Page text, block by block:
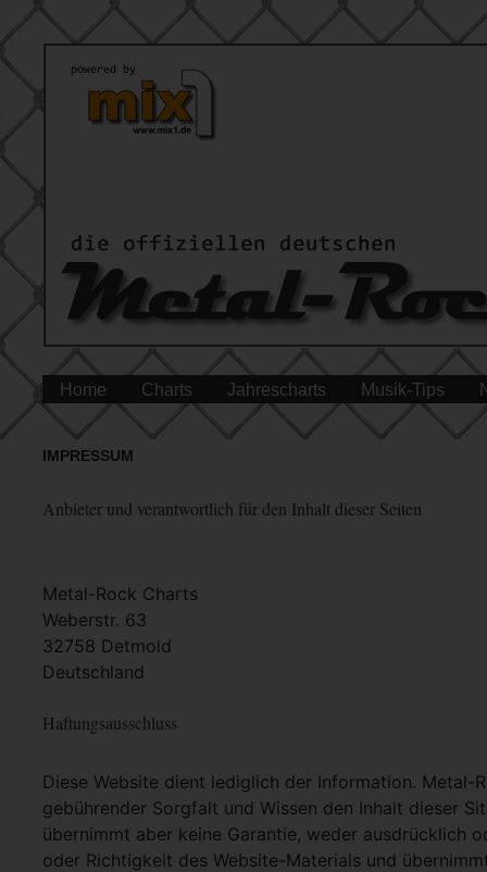
Home Charts Jahrescharts Musik-Tips
IMPRESSUM
Anbieter und verantwortlich für den Inhalt dieser Seiten
Metal-Rock Charts
Weberstr. 63
32758 Detmold
Deutschland
Haftungsausschluss
Diese Website dient lediglich der Information. Metal-
gebührender Sorgfalt und Wissen den Inhalt dieser
übernimmt aber keine Garantie, weder ausdrücklich
oder Richtigkeit des Website-Materials und